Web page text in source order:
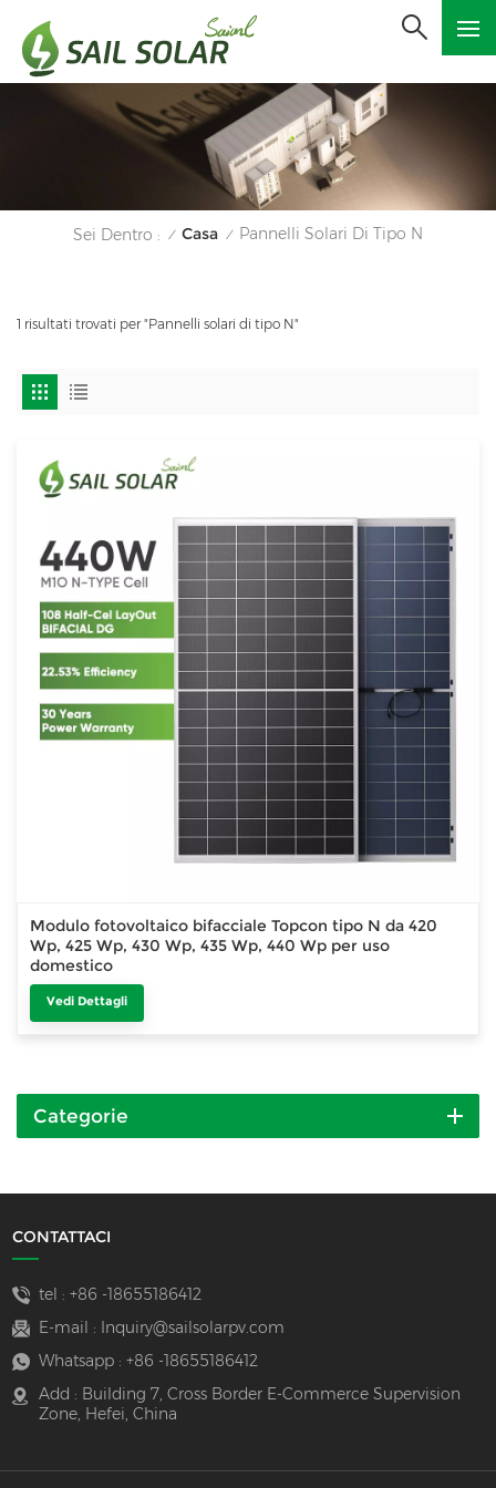
Sei Dentro : / Casa / Pannelli Solari Di Tipo N
1 risultati trovati per "Pannelli solari di tipo N"
Modulo fotovoltaico bifacciale Topcon tipo N da 420
Wp, 425 Wp, 430 Wp, 435 Wp, 440 Wp per uso
domestico
Vedi Dettagli
Categorie
CONTATTACI
tel : +86 -18655186412
E-mail :
Inquiry@sailsolarpv.com
Whatsapp : +86 -18655186412
Add : Building 7, Cross Border E-Commerce Supervision
Zone, Hefei, China